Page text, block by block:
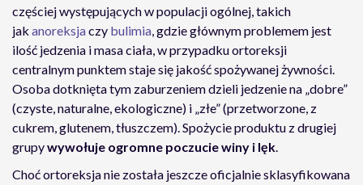
częściej występujących w populacji ogólnej, takich
jak anoreksjaczy bulimia, gdzie głównym problemem jest
ilość jedzenia i masa ciała, w przypadku ortoreksji
centralnym punktem staje się jakość spożywanej żywności.
Osoba dotknięta tym zaburzeniem dzieli jedzenie na „dobre”
(czyste, naturalne, ekologiczne) i „złe” (przetworzone, z
cukrem, glutenem, tłuszczem). Spożycie produktu z drugiej
grupywywołuje ogromne poczucie winy i lęk.
Choć ortoreksja nie została jeszcze oficjalnie sklasyfikowana